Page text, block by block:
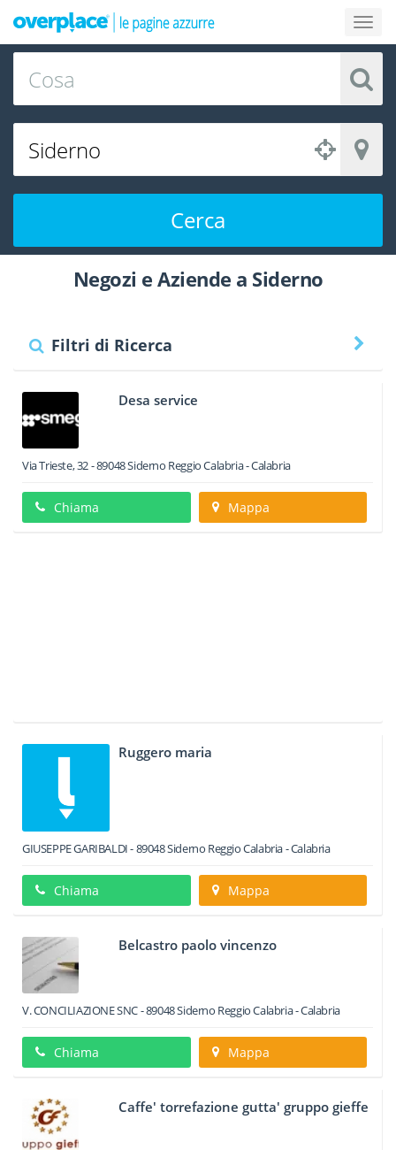
Cerca
Negozi e Aziende a Siderno
Filtri di Ricerca
Desa service
Via Trieste, 32-89048Siderno Reggio Calabria -Calabria
Chiama Mappa
Ruggero maria
GIUSEPPE GARIBALDI-89048Siderno Reggio Calabria -Calabria
Chiama Mappa
Belcastro paolo vincenzo
V. CONCILIAZIONE SNC-89048Siderno Reggio Calabria -Calabria
Chiama Mappa
Caffe' torrefazione gutta' gruppo gieffe